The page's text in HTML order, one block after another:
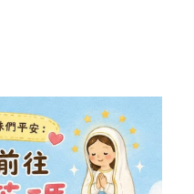
日聖道禮儀